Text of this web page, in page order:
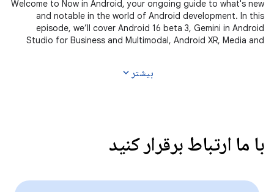
Welcome to Now in Android, your ongoing guide to what's new
and notable in the world of Android development. In this
episode, we’ll cover Android 16 beta 3, Gemini in Android
Studio for Business and Multimodal, Android XR, Media and
بیشتر expand_more
با ما ارتباط برقرار کنید